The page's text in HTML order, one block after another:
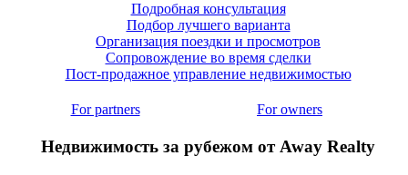
Подробная консультация
Подбор лучшего варианта
Организация поездки и просмотров
Сопровождение во время сделки
Пост-продажное управление недвижимостью
For partners For owners
Недвижимость за рубежом от Away Realty